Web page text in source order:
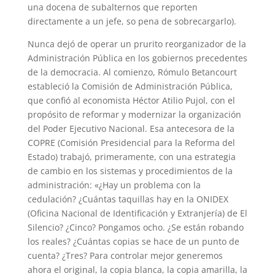
una docena de subalternos que reporten
directamente a un jefe, so pena de sobrecargarlo).
Nunca dejó de operar un prurito reorganizador de la
Administración Pública en los gobiernos precedentes
de la democracia. Al comienzo, Rómulo Betancourt
estableció la Comisión de Administración Pública,
que confió al economista Héctor Atilio Pujol, con el
propósito de reformar y modernizar la organización
del Poder Ejecutivo Nacional. Esa antecesora de la
COPRE (Comisión Presidencial para la Reforma del
Estado) trabajó, primeramente, con una estrategia
de cambio en los sistemas y procedimientos de la
administración: «¿Hay un problema con la
cedulación? ¿Cuántas taquillas hay en la ONIDEX
(Oficina Nacional de Identificación y Extranjería) de El
Silencio? ¿Cinco? Pongamos ocho. ¿Se están robando
los reales? ¿Cuántas copias se hace de un punto de
cuenta? ¿Tres? Para controlar mejor generemos
ahora el original, la copia blanca, la copia amarilla, la